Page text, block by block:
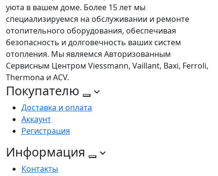
уюта в вашем доме. Более 15 лет мы
специализируемся на обслуживании и ремонте
отопительного оборудования, обеспечивая
безопасность и долговечность ваших систем
отопления. Мы являемся Авторизованным
Сервисным Центром Viessmann, Vaillant, Baxi, Ferroli,
Thermona и ACV.
Покупателю
Доставка и оплата
Аккаунт
Регистрация
Информация
Контакты